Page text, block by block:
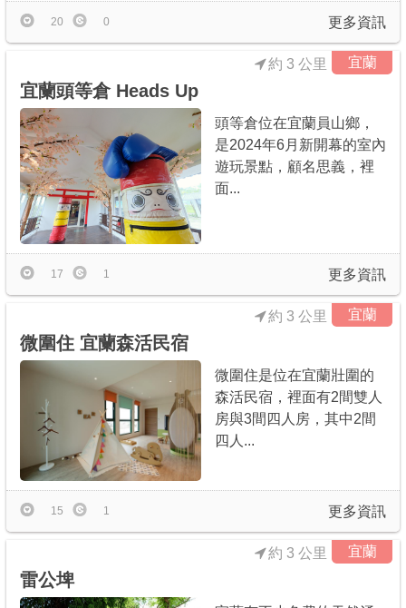
更多資訊
20 0
宜蘭
宜蘭頭等倉 Heads Up
約 3 公里
頭等倉位在宜蘭員山鄉，
是2024年6月新開幕的室內
遊玩景點，顧名思義，裡
面...
更多資訊
17 1
宜蘭
微圍住 宜蘭森活民宿
約 3 公里
微圍住是位在宜蘭壯圍的
森活民宿，裡面有2間雙人
房與3間四人房，其中2間
四人...
更多資訊
15 1
宜蘭
雷公埤
約 3 公里